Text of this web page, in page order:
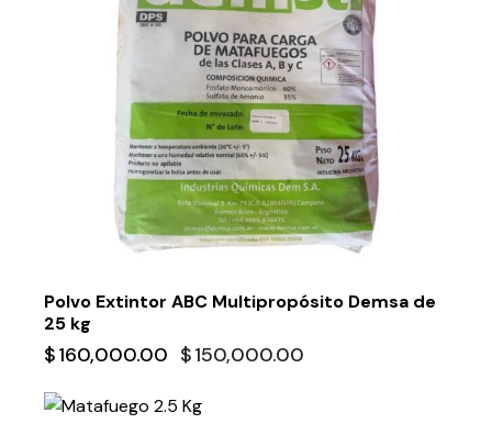
Polvo Extintor ABC Multipropósito Demsa de
25 kg
$160,000.00 $150,000.00